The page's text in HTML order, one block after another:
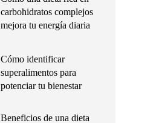
carbohidratos complejos
mejora tu energía diaria
Cómo identificar
superalimentos para
potenciar tu bienestar
Beneficios de una dieta